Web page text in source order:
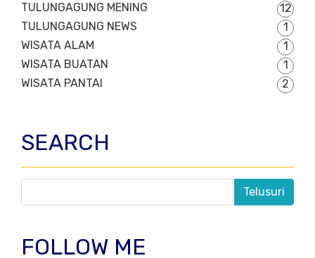
TULUNGAGUNG MENING
12
TULUNGAGUNG NEWS
1
WISATA ALAM
1
WISATA BUATAN
1
WISATA PANTAI
2
SEARCH
FOLLOW ME